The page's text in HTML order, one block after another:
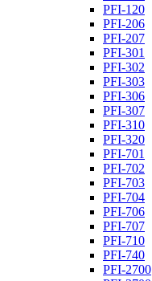
PFI-120
PFI-206
PFI-207
PFI-301
PFI-302
PFI-303
PFI-306
PFI-307
PFI-310
PFI-320
PFI-701
PFI-702
PFI-703
PFI-704
PFI-706
PFI-707
PFI-710
PFI-740
PFI-2700